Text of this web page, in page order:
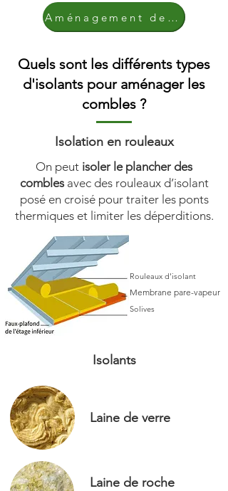
Aménagement des combles
Quels sont les différents types
d'isolants pour aménager les
combles ?
Isolation en rouleaux
On peut isoler le plancher des
comblesavec des rouleaux d’isolant
posé en croisé pour traiter les ponts
thermiques et limiter les déperditions.
Rouleaux d'isolant
Membrane pare-vapeur
Solives
Isolants
Laine de verre
Laine de roche